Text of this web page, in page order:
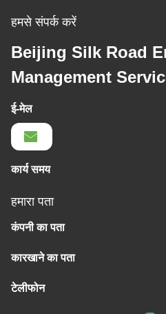
हमसे संपर्क करें
Beijing Silk Road
Management
ई-मेल
कार्य समय
हमारा पता
कंपनी का पता
कारखाने का पता
टेलीफोन